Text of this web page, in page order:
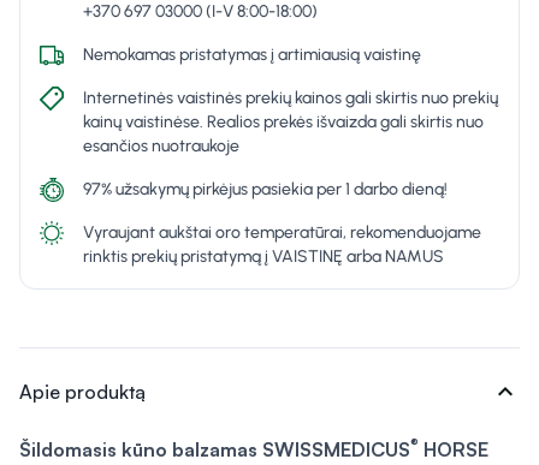
+370 697 03000 (I-V 8:00-18:00)
Nemokamas pristatymas į artimiausią vaistinę
Internetinės vaistinės prekių kainos gali skirtis nuo prekių
kainų vaistinėse. Realios prekės išvaizda gali skirtis nuo
esančios nuotraukoje
97% užsakymų pirkėjus pasiekia per 1 darbo dieną!
Vyraujant aukštai oro temperatūrai, rekomenduojame
rinktis prekių pristatymą į VAISTINĘ arba NAMUS
Apie produktą expand_more
Šildomasis kūno balzamas SWISSMEDICUS® HORSE